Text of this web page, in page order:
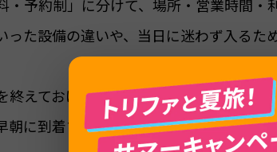
・予約制」に分けて、場所・営業時間・
った設備の違いや、当日に迷わず入るた
終えておけば、香港空港での待ち時間を
朝に到着する方も、本記事を見ながら自